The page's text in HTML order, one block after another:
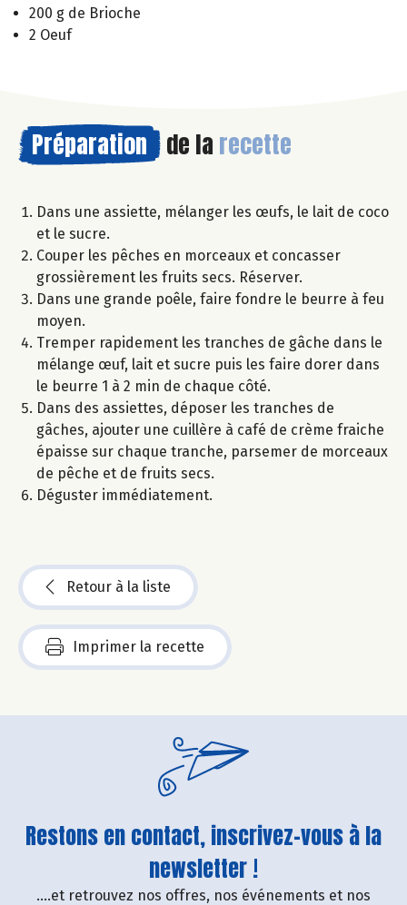
200 g de Brioche
2 Oeuf
Préparation de la recette
Dans une assiette, mélanger les œufs, le lait de coco
et le sucre.
Couper les pêches en morceaux et concasser
grossièrement les fruits secs. Réserver.
Dans une grande poêle, faire fondre le beurre à feu
moyen.
Tremper rapidement les tranches de gâche dans le
mélange œuf, lait et sucre puis les faire dorer dans
le beurre 1 à 2 min de chaque côté.
Dans des assiettes, déposer les tranches de
gâches, ajouter une cuillère à café de crème fraiche
épaisse sur chaque tranche, parsemer de morceaux
de pêche et de fruits secs.
Déguster immédiatement.
Retour à la liste
Imprimer la recette
Restons en contact, inscrivez-vous à la
newsletter !
....et retrouvez nos offres, nos événements et nos